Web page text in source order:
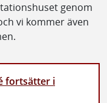
genom
vi kommer även
fortsätter i